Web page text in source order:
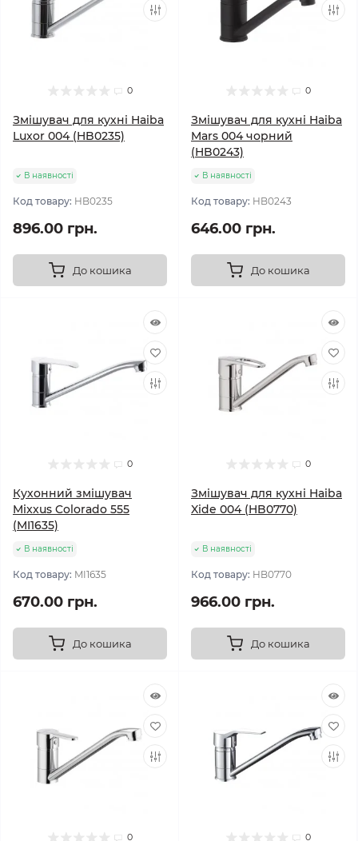
0
Змішувач для кухні Haiba
Luxor 004 (HB0235)
В наявності
Код товару: HB0235
896.00 грн.
До кошика
0
Змішувач для кухні Haiba
Mars 004 чорний
(HB0243)
В наявності
Код товару: HB0243
646.00 грн.
До кошика
0
Кухонний змішувач
Mixxus Colorado 555
(MI1635)
В наявності
Код товару: MI1635
670.00 грн.
До кошика
0
Змішувач для кухні Haiba
Xide 004 (HB0770)
В наявності
Код товару: HB0770
966.00 грн.
До кошика
0 0